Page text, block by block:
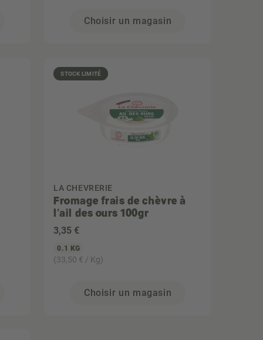
Choisir un magasin
STOCK LIMITÉ
LA CHEVRERIE
Fromage frais de chèvre à
l'ail des ours 100gr
3,35 €
0.1 KG
(33,50 € / Kg)
Choisir un magasin